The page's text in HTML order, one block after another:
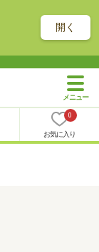
開く
0
お気に入り